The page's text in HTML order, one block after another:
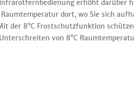
erhöht darüber
dort, wo Sie sich
der 8°C Frostschutzfunktion
von 8°C